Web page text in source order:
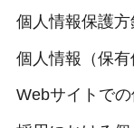
個人情報保護方
個人情報（保
Webサイトで